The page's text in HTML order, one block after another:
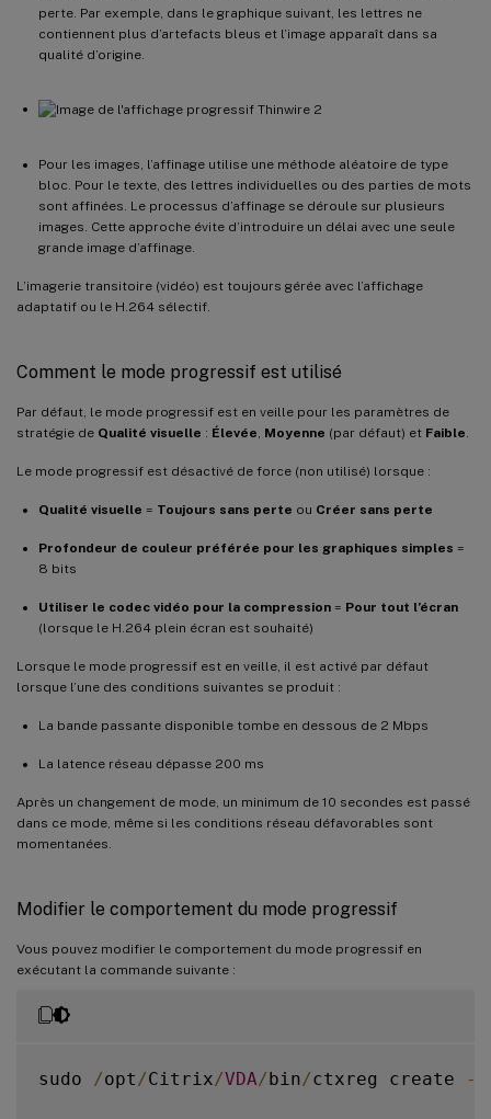
perte. Par exemple, dans le graphique suivant, les lettres ne
contiennent plus d’artefacts bleus et l’image apparaît dans sa
qualité d’origine.
Pour les images, l’affinage utilise une méthode aléatoire de type
bloc. Pour le texte, des lettres individuelles ou des parties de mots
sont affinées. Le processus d’affinage se déroule sur plusieurs
images. Cette approche évite d’introduire un délai avec une seule
grande image d’affinage.
L’imagerie transitoire (vidéo) est toujours gérée avec l’affichage
adaptatif ou le H.264 sélectif.
Comment le mode progressif est utilisé
Par défaut, le mode progressif est en veille pour les paramètres de
stratégie de Qualité visuelle : Élevée Moyenne (par défaut) et Faible
Le mode progressif est désactivé de force (non utilisé) lorsque :
Qualité visuelle = Toujours sans perte ou Créer sans perte
Profondeur de couleur préférée pour les graphiques simples =
8 bits
Utiliser le codec vidéo pour la compression = Pour tout l’écran
(lorsque le H.264 plein écran est souhaité)
Lorsque le mode progressif est en veille, il est activé par défaut
lorsque l’une des conditions suivantes se produit :
La bande passante disponible tombe en dessous de 2 Mbps
La latence réseau dépasse 200 ms
Après un changement de mode, un minimum de 10 secondes est passé
dans ce mode, même si les conditions réseau défavorables sont
momentanées.
Modifier le comportement du mode progressif
Vous pouvez modifier le comportement du mode progressif en
exécutant la commande suivante :
sudo /opt /Citrix/VDA/bin/ctxreg create -